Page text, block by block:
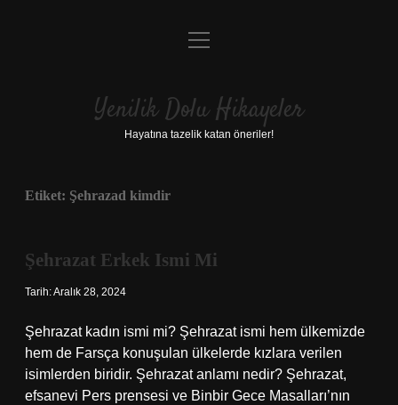
Anasayfa
Yasal Uyarı
menüyü
Yenilik Dolu Hikayeler
Hayatına tazelik katan öneriler!
Etiket: Şehrazad kimdir
Şehrazat Erkek Ismi Mi
Tarih: Aralık 28, 2024
Şehrazat kadın ismi mi? Şehrazat ismi hem ülkemizde
hem de Farsça konuşulan ülkelerde kızlara verilen
isimlerden biridir. Şehrazat anlamı nedir? Şehrazat,
efsanevi Pers prensesi ve Binbir Gece Masalları’nın